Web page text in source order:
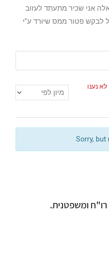
אני שכיר מתעתד לעזוב
אני יכול לבקש פטור ממס שיורד ע"י
לא נענו
Sorry,
רו"ח ומשפטנית.